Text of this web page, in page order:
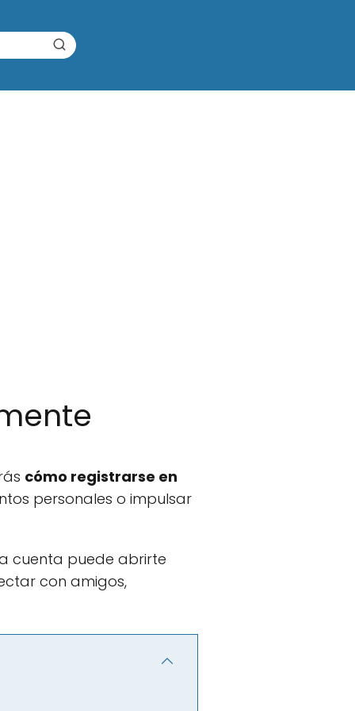
cómo registrarse en
personales o impulsar
cuenta puede abrirte
con amigos,